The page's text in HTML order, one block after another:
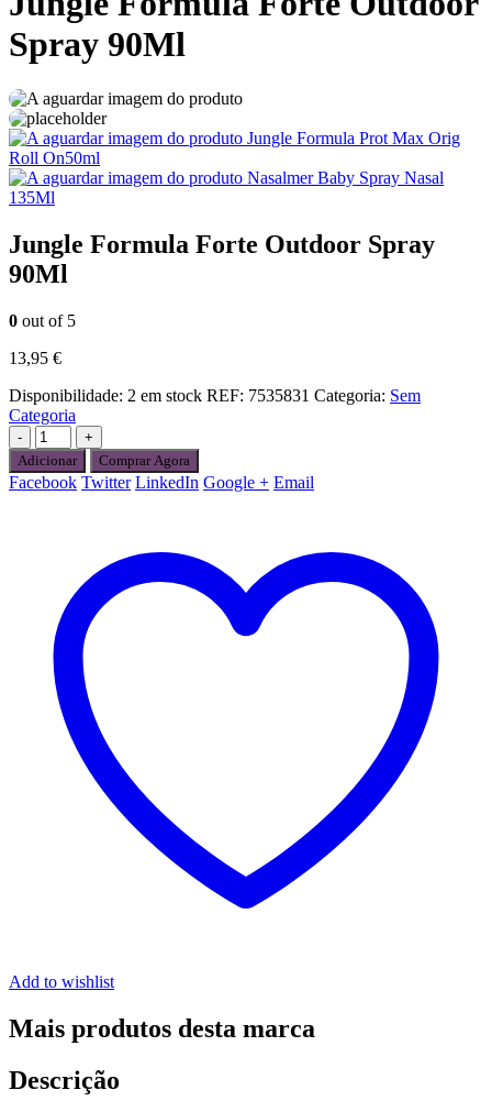
Spray 90Ml
Jungle Formula Prot Max Orig
Roll On50ml
Nasalmer Baby Spray Nasal
135Ml
Jungle Formula Forte Outdoor Spray
90Ml
0 out of 5
13,95 €
Disponibilidade: 2 em stock REF: 7535831 Categoria: Sem
Categoria
-
+
Adicionar
Comprar Agora
Facebook Twitter LinkedIn Google + Email
Add to wishlist
Mais produtos desta marca
Descrição